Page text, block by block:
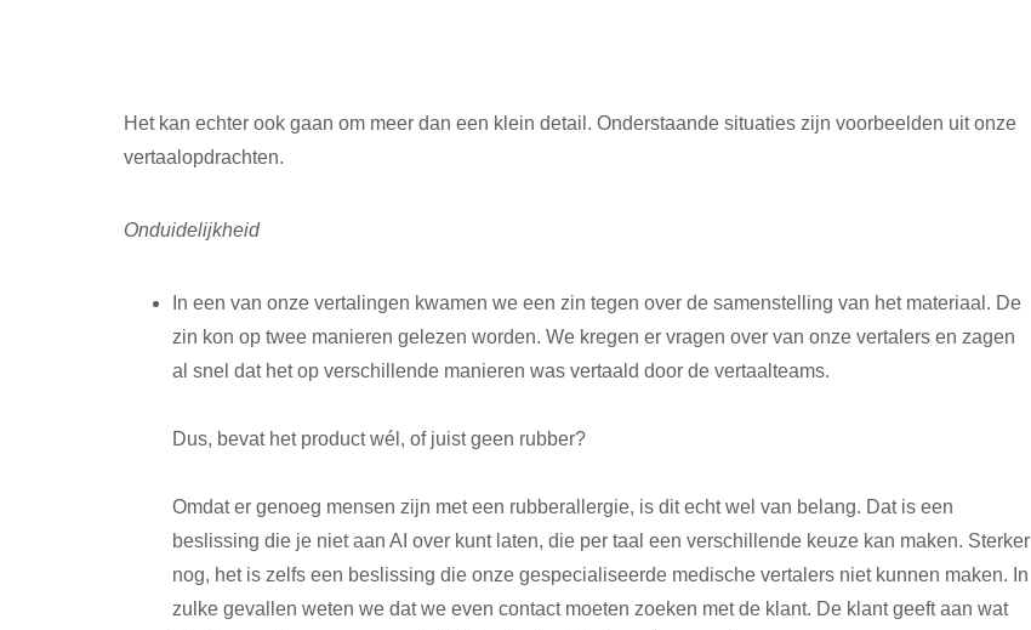
Het kan echter ook gaan om meer dan een klein detail. Onderstaande situaties zijn voorbeelden uit onze
vertaalopdrachten.
Onduidelijkheid
In een van onze vertalingen kwamen we een zin tegen over de samenstelling van het materiaal. De
zin kon op twee manieren gelezen worden. We kregen er vragen over van onze vertalers en zagen
al snel dat het op verschillende manieren was vertaald door de vertaalteams.
Dus, bevat het product wél, of juist geen rubber?
Omdat er genoeg mensen zijn met een rubberallergie, is dit echt wel van belang. Dat is een
beslissing die je niet aan AI over kunt laten, die per taal een verschillende keuze kan maken. Sterker
nog, het is zelfs een beslissing die onze gespecialiseerde medische vertalers niet kunnen maken. In
zulke gevallen weten we dat we even contact moeten zoeken met de klant. De klant geeft aan wat